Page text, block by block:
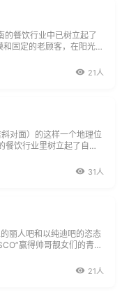
的餐饮行业中已树立起了
固定的老顾客，在阳光明
21人
对面）的这样一个地理位
餐饮行业里树立起了自己
31人
丽人吧和以纯迪吧的恣态
赢得帅哥靓女们的青
21人